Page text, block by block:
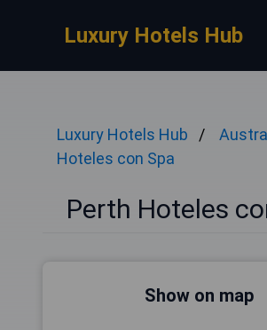
Luxury Hotels Hub
Luxury Hotels Hub
Hoteles con Spa
Perth Hoteles
Show on map